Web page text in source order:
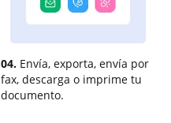
04. Envía, exporta, envía por
fax, descarga o imprime tu
documento.